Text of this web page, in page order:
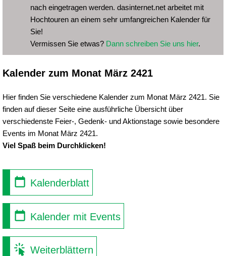
nach eingetragen werden. dasinternet.net arbeitet mit
Hochtouren an einem sehr umfangreichen Kalender für
Sie!
Vermissen Sie etwas? Dann schreiben Sie uns hier.
Kalender zum Monat März 2421
Hier finden Sie verschiedene Kalender zum Monat März 2421. Sie
finden auf dieser Seite eine ausführliche Übersicht über
verschiedenste Feier-, Gedenk- und Aktionstage sowie besondere
Events im Monat März 2421.
Viel Spaß beim Durchklicken!
Kalenderblatt
Kalender mit Events
Weiterblättern